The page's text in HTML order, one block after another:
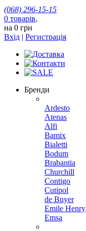
(068) 296-15-15
0 товарів,
на 0 грн
Вхід | Регистрація
Бренди
Ardesto
Atenas
Alfi
Bamix
Bialetti
Bodum
Brabantia
Churchill
Contigo
Cutipol
de Buyer
Emile Henry
Emsa